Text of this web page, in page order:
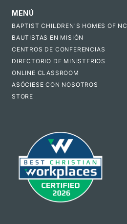
MENÚ
BAPTIST CHILDREN'S HOMES OF NC
BAUTISTAS EN MISIÓN
CENTROS DE CONFERENCIAS
DIRECTORIO DE MINISTERIOS
ONLINE CLASSROOM
ASÓCIESE CON NOSOTROS
STORE